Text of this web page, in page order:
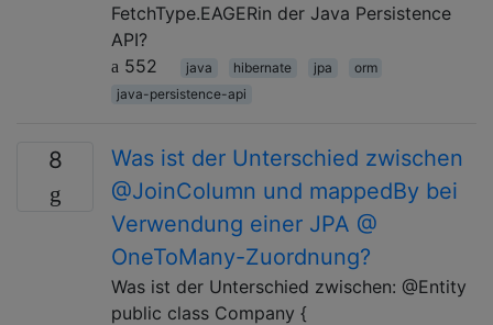
FetchType.EAGERin der Java Persistence
API?
552
java hibernate jpa
orm
java-persistence-api
8
Was ist der Unterschied zwischen
@JoinColumn und mappedBy bei
Verwendung einer JPA @
OneToMany-Zuordnung?
Was ist der Unterschied zwischen: @Entity
public class Company {